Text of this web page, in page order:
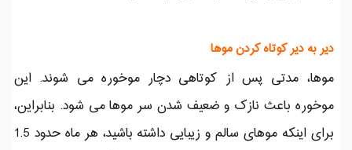
دیر به دیر کوتاه کردن موها
موها، مدتی پس از کوتاهی دچار موخوره می شوند. این
موخوره باعث نازک و ضعیف شدن سر موها می شود. بنابراین،
برای اینکه موهای سالم و زیبایی داشته باشید، هر ماه حدود 1.5